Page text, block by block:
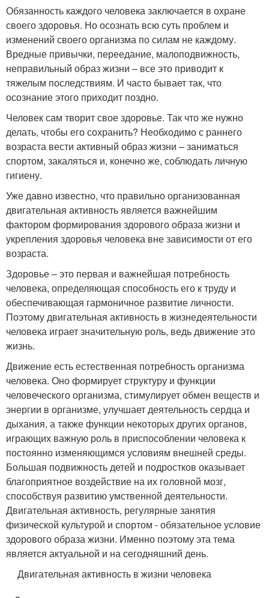
Обязанность каждого человека заключается в охране
своего здоровья. Но осознать всю суть проблем и
изменений своего организма по силам не каждому.
Вредные привычки, переедание, малоподвижность,
неправильный образ жизни – все это приводит к
тяжелым последствиям. И часто бывает так, что
осознание этого приходит поздно.
Человек сам творит свое здоровье. Так что же нужно
делать, чтобы его сохранить? Необходимо с раннего
возраста вести активный образ жизни – заниматься
спортом, закаляться и, конечно же, соблюдать личную
гигиену.
Уже давно известно, что правильно организованная
двигательная активность является важнейшим
фактором формирования здорового образа жизни и
укрепления здоровья человека вне зависимости от его
возраста.
Здоровье – это первая и важнейшая потребность
человека, определяющая способность его к труду и
обеспечивающая гармоничное развитие личности.
Поэтому двигательная активность в жизнедеятельности
человека играет значительную роль, ведь движение это
жизнь.
Движение есть естественная потребность организма
человека. Оно формирует структуру и функции
человеческого организма, стимулирует обмен веществ и
энергии в организме, улучшает деятельность сердца и
дыхания, а также функции некоторых других органов,
играющих важную роль в приспособлении человека к
постоянно изменяющимся условиям внешней среды.
Большая подвижность детей и подростков оказывает
благоприятное воздействие на их головной мозг,
способствуя развитию умственной деятельности.
Двигательная активность, регулярные занятия
физической культурой и спортом - обязательное условие
здорового образа жизни. Именно поэтому эта тема
является актуальной и на сегодняшний день.
Двигательная активность в жизни человека